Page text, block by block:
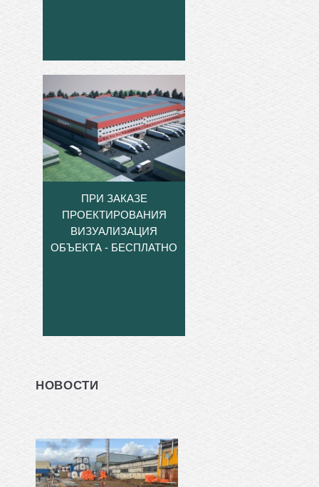
ПРИ ЗАКАЗЕ
ПРОЕКТИРОВАНИЯ
ВИЗУАЛИЗАЦИЯ
ОБЪЕКТА - БЕСПЛАТНО
НОВОСТИ